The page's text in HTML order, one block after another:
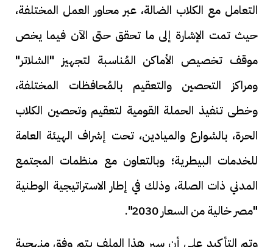
التعامل مع الكلاب الضالة، عبر محاور العمل المختلفة،
حيث تمت الإشارة إلى ما تحقق حتى الآن فيما يخص
موقف تخصيص الأماكن المُناسبة لتجهيز "الشلاتر"
ومراكز التحصين والتعقيم بالمُحافظات المختلفة،
وخطى تنفيذ الحملة القومية لتعقيم وتحصين الكلاب
الحرة، بالشوارع والميادين، تحت إشراف الهيئة العامة
للخدمات البيطرية؛ وبالتعاون مع منظمات المجتمع
المدني ذات الصلة، وذلك في إطار الاستراتيجية الوطنية
"مصر خالية من السعار 2030".
وتم التأكيد على أن سير هذا الملف يتم وفق منهجية